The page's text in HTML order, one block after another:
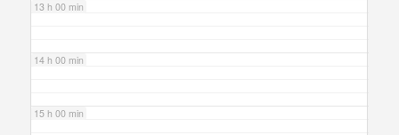
13 h 00 min
14 h 00 min
15 h 00 min